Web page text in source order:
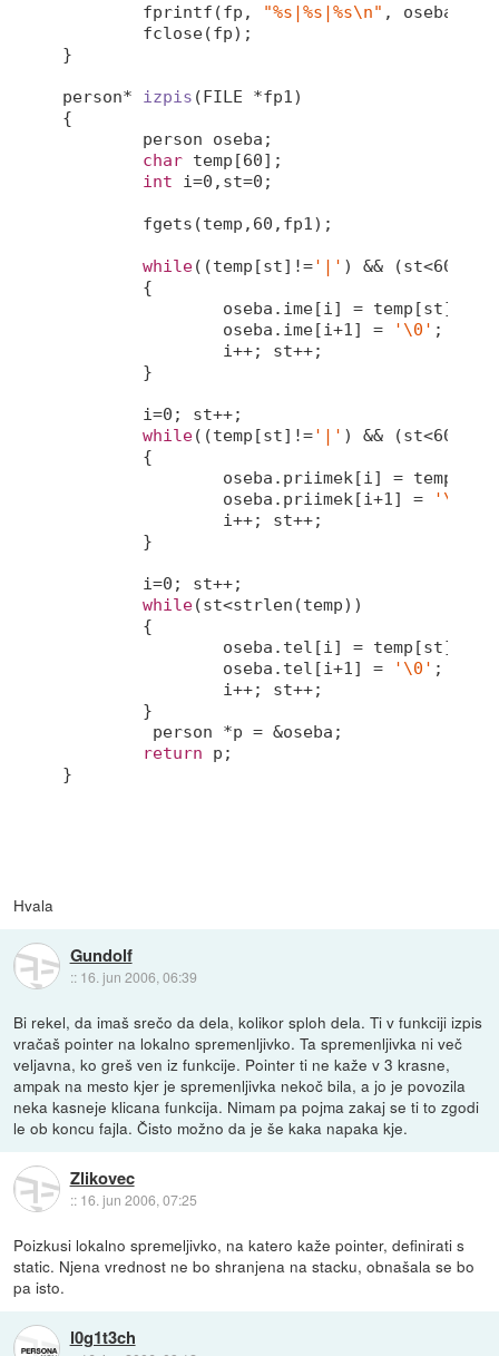
fprintf (fp, "%s|%s|%s\n" ,
}
person* izpis (FILE *fp1)
{
char temp[60];
int i=0 ,st=0 ;
	fgets(temp,
60 ,fp1);
while((temp[st]!='|' ) && (st<60
		oseba.ime[i+
1] = '\0' ;
	i=
0 ; st++;
while((temp[st]!='|' ) && (st<60
		oseba.priimek[i+
1] = '\0'
	i=
0 ; st++;
while(st<strlen (temp))
		oseba.tel[i+
1] = '\0' ;
return p;
}
Hvala
Gundolf
:: 16. jun 2006, 06:39
Bi rekel, da imaš srečo da dela, kolikor sploh dela. Ti v funkciji izpis
vračaš pointer na lokalno spremenljivko. Ta spremenljivka ni več
veljavna, ko greš ven iz funkcije. Pointer ti ne kaže v 3 krasne,
ampak na mesto kjer je spremenljivka nekoč bila, a jo je povozila
neka kasneje klicana funkcija. Nimam pa pojma zakaj se ti to zgodi
le ob koncu fajla. Čisto možno da je še kaka napaka kje.
Zlikovec
:: 16. jun 2006, 07:25
Poizkusi lokalno spremeljivko, na katero kaže pointer, definirati s
static. Njena vrednost ne bo shranjena na stacku, obnašala se bo
pa isto.
l0g1t3ch